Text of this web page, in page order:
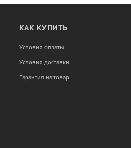
КАК КУПИТЬ
Условия оплаты
Условия доставки
Гарантия на товар